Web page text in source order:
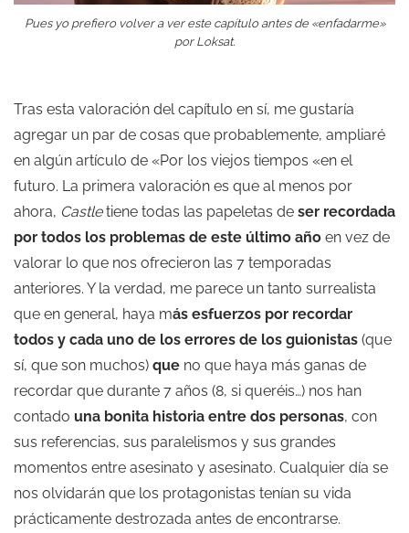
Pues yo prefiero volver a ver este capítulo antes de «enfadarme»
por Loksat.
Tras esta valoración del capítulo en sí, me gustaría
agregar un par de cosas que probablemente, ampliaré
en algún artículo de «Por los viejos tiempos «en el
futuro. La primera valoración es que al menos por
ahora, Castletiene todas las papeletas de ser recordada
por todos los problemas de este último año en vez de
valorar lo que nos ofrecieron las 7 temporadas
anteriores. Y la verdad, me parece un tanto surrealista
que en general, haya más esfuerzos por recordar
todos y cada uno de los errores de los guionistas (que
sí, que son muchos) que no que haya más ganas de
recordar que durante 7 años (8, si queréis…) nos han
contado una bonita historia entre dos personas, con
sus referencias, sus paralelismos y sus grandes
momentos entre asesinato y asesinato. Cualquier día se
nos olvidarán que los protagonistas tenían su vida
prácticamente destrozada antes de encontrarse.